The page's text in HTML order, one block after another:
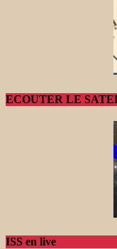
ECOUTER LE
ISS en live